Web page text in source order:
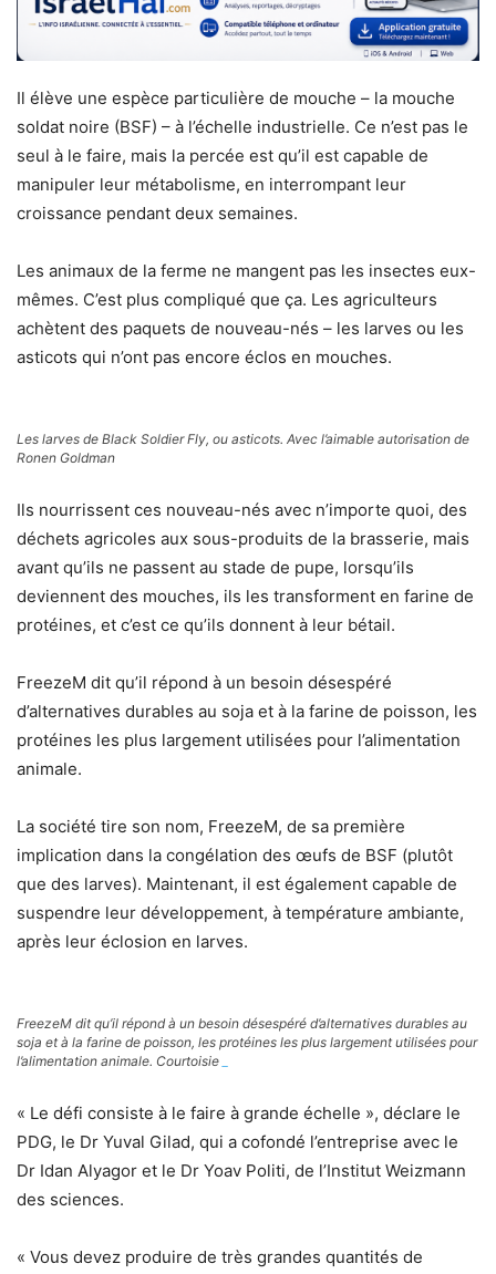
Il élève une espèce particulière de mouche – la mouche
soldat noire (BSF) – à l’échelle industrielle. Ce n’est pas le
seul à le faire, mais la percée est qu’il est capable de
manipuler leur métabolisme, en interrompant leur
croissance pendant deux semaines.
Les animaux de la ferme ne mangent pas les insectes eux-
mêmes. C’est plus compliqué que ça. Les agriculteurs
achètent des paquets de nouveau-nés – les larves ou les
asticots qui n’ont pas encore éclos en mouches.
Les larves de Black Soldier Fly, ou asticots. Avec l’aimable autorisation de
Ronen Goldman
Ils nourrissent ces nouveau-nés avec n’importe quoi, des
déchets agricoles aux sous-produits de la brasserie, mais
avant qu’ils ne passent au stade de pupe, lorsqu’ils
deviennent des mouches, ils les transforment en farine de
protéines, et c’est ce qu’ils donnent à leur bétail.
FreezeM dit qu’il répond à un besoin désespéré
d’alternatives durables au soja et à la farine de poisson, les
protéines les plus largement utilisées pour l’alimentation
animale.
La société tire son nom, FreezeM, de sa première
implication dans la congélation des œufs de BSF (plutôt
que des larves). Maintenant, il est également capable de
suspendre leur développement, à température ambiante,
après leur éclosion en larves.
FreezeM dit qu’il répond à un besoin désespéré d’alternatives durables au
soja et à la farine de poisson, les protéines les plus largement utilisées pour
l’alimentation animale. Courtoisie
« Le défi consiste à le faire à grande échelle », déclare le
PDG, le Dr Yuval Gilad, qui a cofondé l’entreprise avec le
Dr Idan Alyagor et le Dr Yoav Politi, de l’Institut Weizmann
des sciences.
« Vous devez produire de très grandes quantités de